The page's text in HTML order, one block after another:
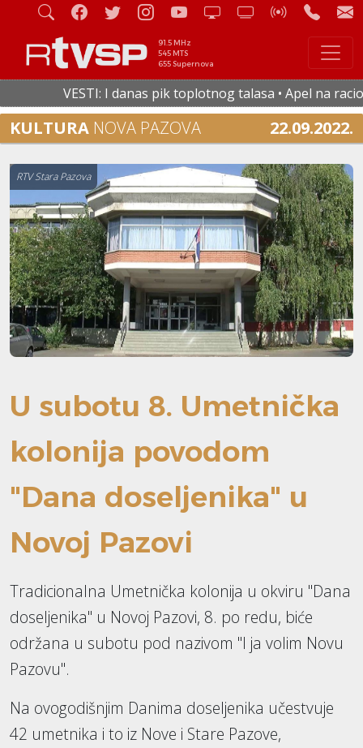
91.5 MHz
545 MTS
655 Supernova
VESTI: I danas pik toplotnog talasa • Apel na
KULTURA NOVA PAZOVA 22.09.2022.
RTV Stara Pazova
U subotu 8. Umetnička
kolonija povodom
"Dana doseljenika" u
Novoj Pazovi
Tradicionalna Umetnička kolonija u okviru "Dana
doseljenika" u Novoj Pazovi, 8. po redu, biće
održana u subotu pod nazivom "I ja volim Novu
Pazovu".
Na ovogodišnjim Danima doseljenika učestvuje
42 umetnika i to iz Nove i Stare Pazove,